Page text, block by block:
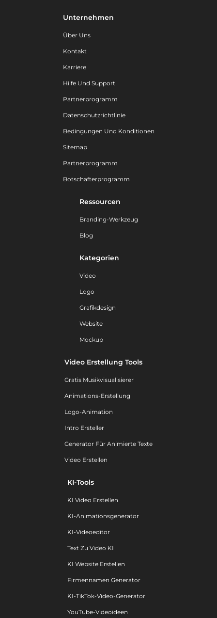
Unternehmen
Über Uns
Kontakt
Karriere
Hilfe Und Support
Partnerprogramm
Datenschutzrichtlinie
Bedingungen Und Konditionen
Sitemap
Partnerprogramm
Botschafterprogramm
Ressourcen
Branding-Werkzeug
Blog
Kategorien
Video
Logo
Grafikdesign
Website
Mockup
Video Erstellung Tools
Gratis Musikvisualisierer
Animations-Erstellung
Logo-Animation
Intro Ersteller
Generator Für Animierte Texte
Video Erstellen
KI-Tools
KI Video Erstellen
KI-Animationsgenerator
KI-Videoeditor
Text Zu Video KI
KI Website Erstellen
Firmennamen Generator
KI-TikTok-Video-Generator
YouTube-Videoideen